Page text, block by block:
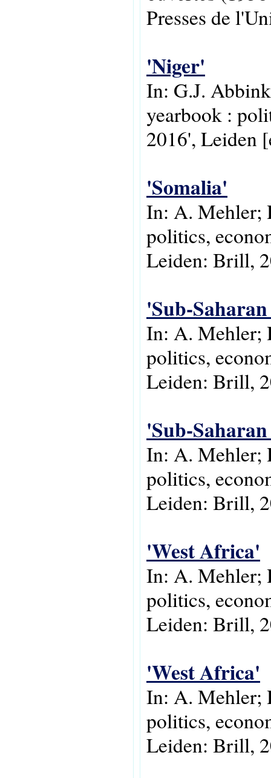
Presses de
'Niger'
In: G.J.
yearbook :
2016', Leiden
'Somalia'
In: A. Mehler;
politics,
Leiden: Brill,
'Sub-
In: A. Mehler;
politics,
Leiden: Brill,
'Sub-
In: A. Mehler;
politics,
Leiden: Brill,
'West Africa'
In: A. Mehler;
politics,
Leiden: Brill,
'West Africa'
In: A. Mehler;
politics,
Leiden: Brill,